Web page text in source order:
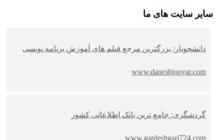
سایر سایت های ما
دانشجویار: بزرگترین مرجع فیلم های آموزش برنامه نویسی
www.daneshjooyar.com
گردشگری: جامع ترین بانک اطلاعاتی کشور
www.gardeshgari724.com